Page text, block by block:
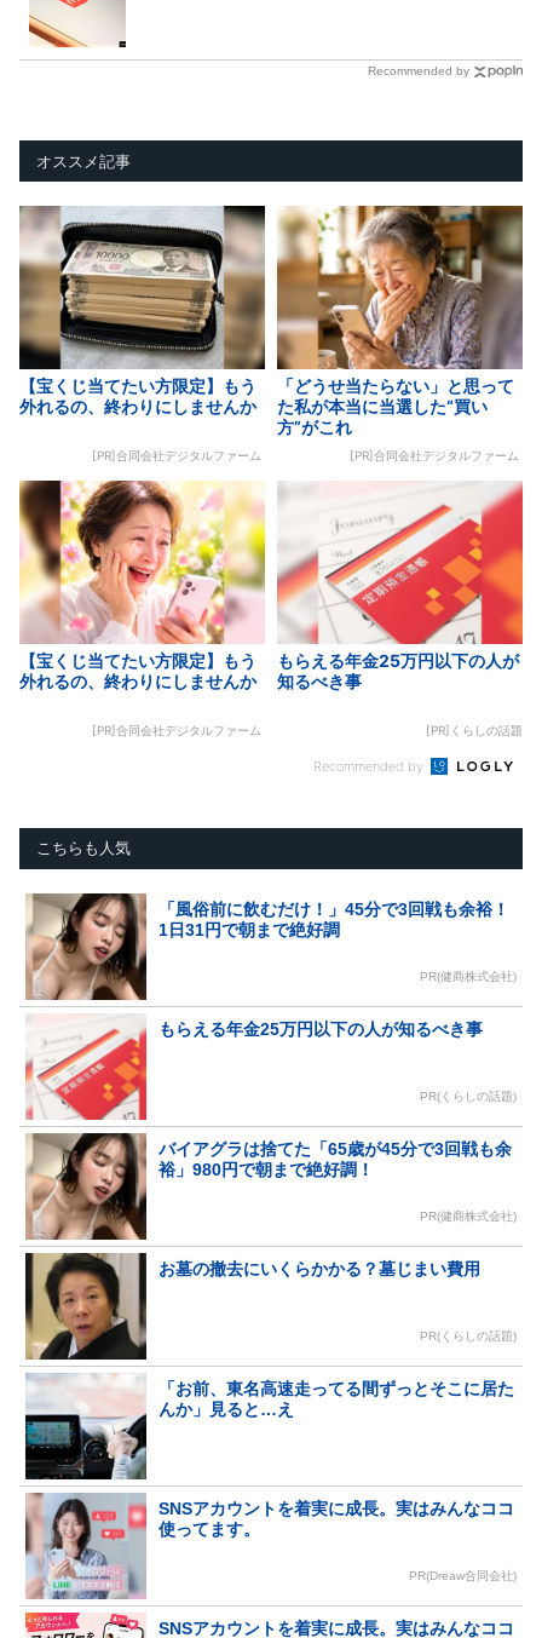
Recommended by
オススメ記事
【宝くじ当てたい方限定】もう
外れるの、終わりにしませんか
[PR]合同会社デジタルファーム
「どうせ当たらない」と思って
た私が本当に当選した“買い
方”がこれ
[PR]合同会社デジタルファーム
【宝くじ当てたい方限定】もう
外れるの、終わりにしませんか
[PR]合同会社デジタルファーム
もらえる年金25万円以下の人が
知るべき事
[PR]くらしの話題
Recommended by
こちらも人気
「風俗前に飲むだけ！」45分で3回戦も余裕！
1日31円で朝まで絶好調
PR(健商株式会社)
もらえる年金25万円以下の人が知るべき事
PR(くらしの話題)
バイアグラは捨てた「65歳が45分で3回戦も余
裕」980円で朝まで絶好調！
PR(健商株式会社)
お墓の撤去にいくらかかる？墓じまい費用
PR(くらしの話題)
「お前、東名高速走ってる間ずっとそこに居た
んか」見ると…え
SNSアカウントを着実に成長。実はみんなココ
使ってます。
PR(Dreaw合同会社)
SNSアカウントを着実に成長。実はみんなココ